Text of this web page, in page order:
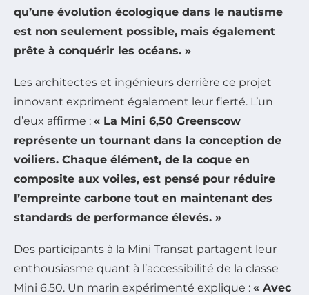
qu’une évolution écologique dans le nautisme
est non seulement possible, mais également
prête à conquérir les océans. »
Les architectes et ingénieurs derrière ce projet
innovant expriment également leur fierté. L’un
d’eux affirme : « La Mini 6,50 Greenscow
représente un tournant dans la conception de
voiliers. Chaque élément, de la coque en
composite aux voiles, est pensé pour réduire
l’empreinte carbone tout en maintenant des
standards de performance élevés. »
Des participants à la Mini Transat partagent leur
enthousiasme quant à l’accessibilité de la classe
Mini 6.50. Un marin expérimenté explique : « Avec